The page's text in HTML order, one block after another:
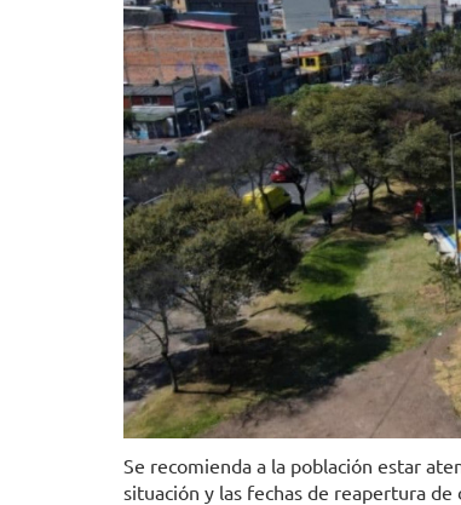
Se recomienda a la población estar
situación y las fechas de reapertura de